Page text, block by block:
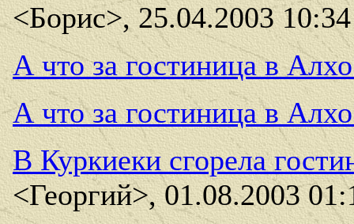
<Борис>, 25.04.2003 10:34
А что за гостиница в
А что за гостиница в
В Куркиеки сгорела
<Георгий>, 01.08.2003